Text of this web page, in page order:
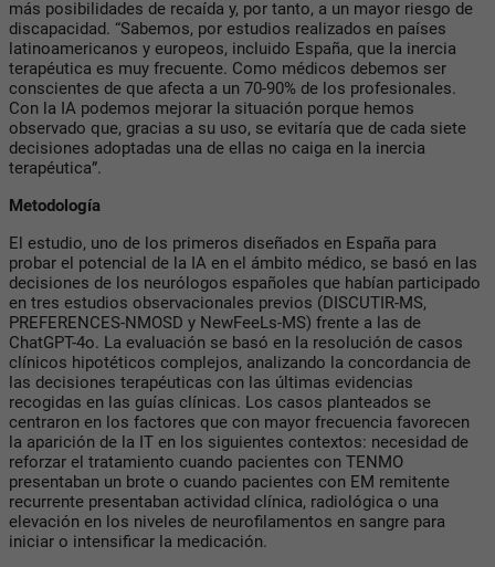
más posibilidades de recaída y, por tanto, a un mayor riesgo de
discapacidad. “Sabemos, por estudios realizados en países
latinoamericanos y europeos, incluido España, que la inercia
terapéutica es muy frecuente. Como médicos debemos ser
conscientes de que afecta a un 70-90% de los profesionales.
Con la IA podemos mejorar la situación porque hemos
observado que, gracias a su uso, se evitaría que de cada siete
decisiones adoptadas una de ellas no caiga en la inercia
terapéutica”.
Metodología
El estudio, uno de los primeros diseñados en España para
probar el potencial de la IA en el ámbito médico, se basó en las
decisiones de los neurólogos españoles que habían participado
en tres estudios observacionales previos (DISCUTIR-MS,
PREFERENCES-NMOSD y NewFeeLs-MS) frente a las de
ChatGPT-4o. La evaluación se basó en la resolución de casos
clínicos hipotéticos complejos, analizando la concordancia de
las decisiones terapéuticas con las últimas evidencias
recogidas en las guías clínicas. Los casos planteados se
centraron en los factores que con mayor frecuencia favorecen
la aparición de la IT en los siguientes contextos: necesidad de
reforzar el tratamiento cuando pacientes con TENMO
presentaban un brote o cuando pacientes con EM remitente
recurrente presentaban actividad clínica, radiológica o una
elevación en los niveles de neurofilamentos en sangre para
iniciar o intensificar la medicación.